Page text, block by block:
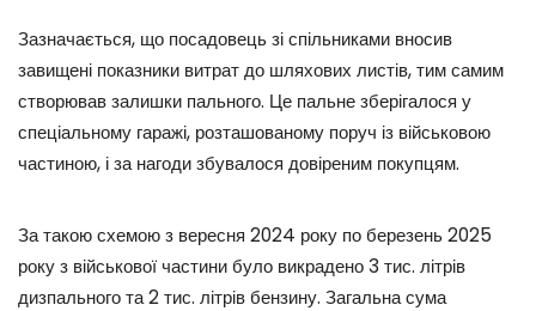
Зазначається, що посадовець зі спільниками вносив
завищені показники витрат до шляхових листів, тим самим
створював залишки пального. Це пальне зберігалося у
спеціальному гаражі, розташованому поруч із військовою
частиною, і за нагоди збувалося довіреним покупцям.
За такою схемою з вересня 2024 року по березень 2025
року з військової частини було викрадено 3 тис. літрів
дизпального та 2 тис. літрів бензину. Загальна сума